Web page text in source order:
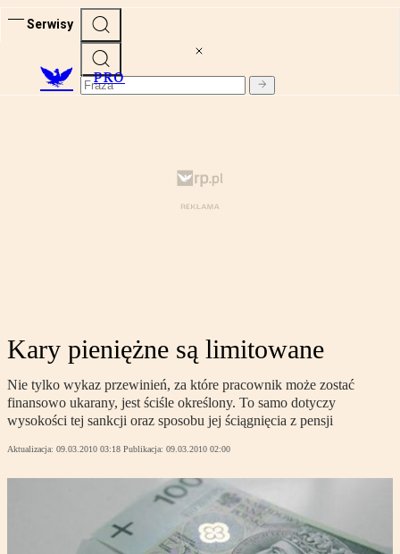
Serwisy
PRO
Kary pieniężne są limitowane
Nie tylko wykaz przewinień, za które pracownik może zostać
finansowo ukarany, jest ściśle określony. To samo dotyczy
wysokości tej sankcji oraz sposobu jej ściągnięcia z pensji
Aktualizacja: 09.03.2010 03:18 Publikacja: 09.03.2010 02:00